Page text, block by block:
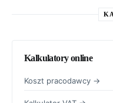
Kalkulatory online
Koszt pracodawcy →